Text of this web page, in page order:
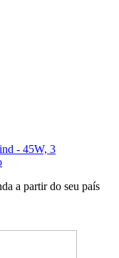
- 45W, 3
a partir do seu país